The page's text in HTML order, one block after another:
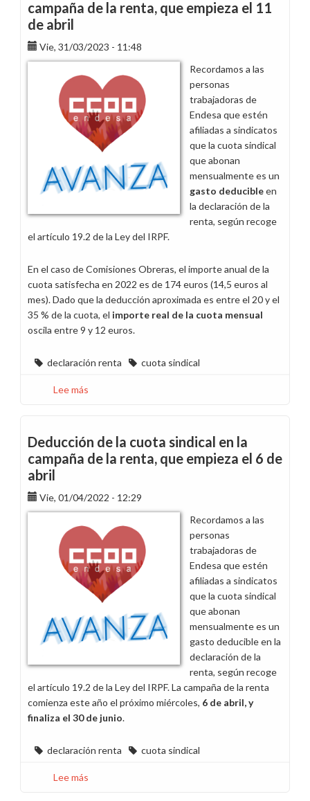
renta
ayer
y
tu
cuota
sindical
deduce
campaña de la renta, que empieza el 11
de abril
Vie, 31/03/2023 - 11:48
Recordamos a las
personas
trabajadoras de
Endesa que estén
afiliadas a sindicatos
que la cuota sindical
que abonan
mensualmente es un
gasto deducibleen
la declaración de la
renta, según recoge
el artículo 19.2 de la Ley del IRPF.
En el caso de Comisiones Obreras, el importe anual de la
cuota satisfecha en 2022 es de 174 euros (14,5 euros al
mes). Dado que la deducción aproximada es entre el 20 y el
35 % de la cuota, el importe real de la cuota mensual
oscila entre 9 y 12 euros.
declaración renta cuota sindical
Lee más
cuota
sindical
la
campaña
de
renta,
que
empieza
11
de
Deducción de la cuota sindical en la
campaña de la renta, que empieza el 6 de
abril
Vie, 01/04/2022 - 12:29
Recordamos a las
personas
trabajadoras de
Endesa que estén
afiliadas a sindicatos
que la cuota sindical
que abonan
mensualmente es un
gasto deducible en la
declaración de la
renta, según recoge
el artículo 19.2 de la Ley del IRPF. La campaña de la renta
comienza este año el próximo miércoles, 6 de abril, y
finaliza el 30 de junio.
declaración renta cuota sindical
Lee más